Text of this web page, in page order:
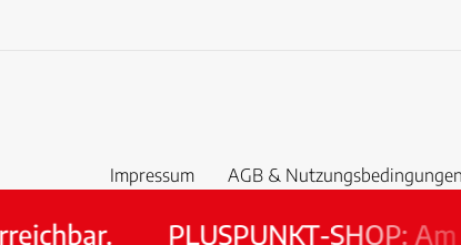
PLUSPUNKT‑SHOP:
Impressum AGB & Nutzungsbedingungen